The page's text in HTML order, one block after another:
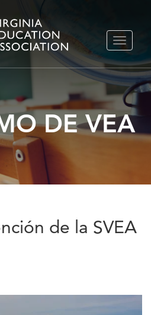
DE VEA
de la SVEA